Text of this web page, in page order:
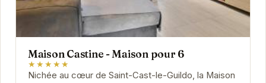
Maison Castine - Maison pour 6
★★★★★
Nichée au cœur de Saint-Cast-le-Guildo, la Maison